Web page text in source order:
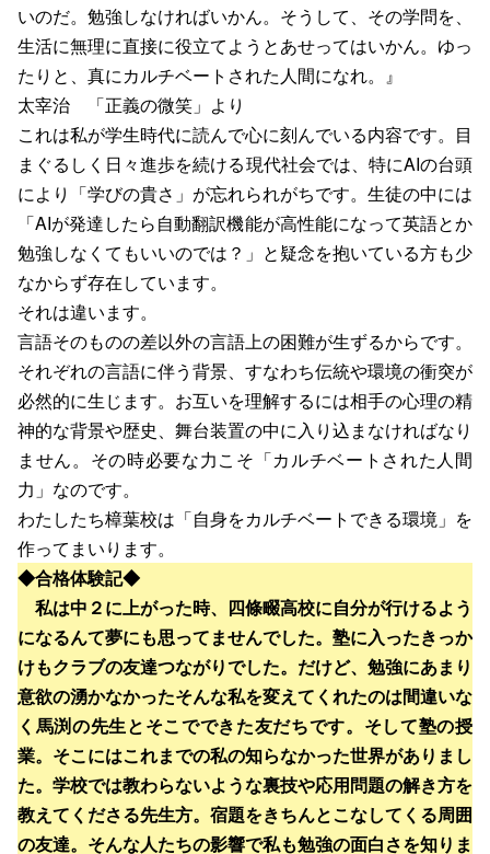
いのだ。勉強しなければいかん。そうして、その学問を、
生活に無理に直接に役立てようとあせってはいかん。ゆっ
たりと、真にカルチベートされた人間になれ。』
太宰治 「正義の微笑」より
これは私が学生時代に読んで心に刻んでいる内容です。目
まぐるしく日々進歩を続ける現代社会では、特にAIの台頭
により「学びの貴さ」が忘れられがちです。生徒の中には
「AIが発達したら自動翻訳機能が高性能になって英語とか
勉強しなくてもいいのでは？」と疑念を抱いている方も少
なからず存在しています。
それは違います。
言語そのものの差以外の言語上の困難が生ずるからです。
それぞれの言語に伴う背景、すなわち伝統や環境の衝突が
必然的に生じます。お互いを理解するには相手の心理の精
神的な背景や歴史、舞台装置の中に入り込まなければなり
ません。その時必要な力こそ「カルチベートされた人間
力」なのです。
わたしたち樟葉校は「自身をカルチベートできる環境」を
作ってまいります。
◆合格体験記◆
私は中２に上がった時、四條畷高校に自分が行けるよう
になるんて夢にも思ってませんでした。塾に入ったきっか
けもクラブの友達つながりでした。だけど、勉強にあまり
意欲の湧かなかったそんな私を変えてくれたのは間違いな
く馬渕の先生とそこでできた友だちです。そして塾の授
業。そこにはこれまでの私の知らなかった世界がありまし
た。学校では教わらないような裏技や応用問題の解き方を
教えてくださる先生方。宿題をきちんとこなしてくる周囲
の友達。そんな人たちの影響で私も勉強の面白さを知りま